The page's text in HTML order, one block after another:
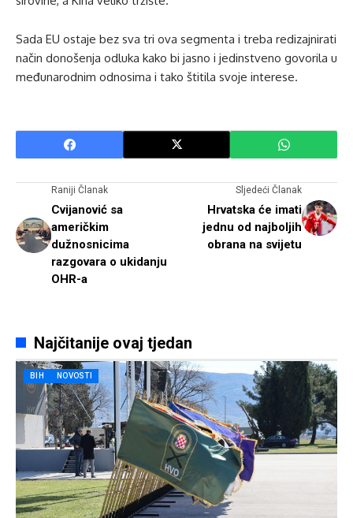
Sada EU ostaje bez sva tri ova segmenta i treba redizajnirati
način donošenja odluka kako bi jasno i jedinstveno govorila u
međunarodnim odnosima i tako štitila svoje interese.
Raniji Članak
Cvijanović sa
američkim
dužnosnicima
razgovara o ukidanju
OHR-a
Sljedeći Članak
Hrvatska će imati
jednu od najboljih
obrana na svijetu
Najčitanije ovaj tjedan
BIH NOVOSTI